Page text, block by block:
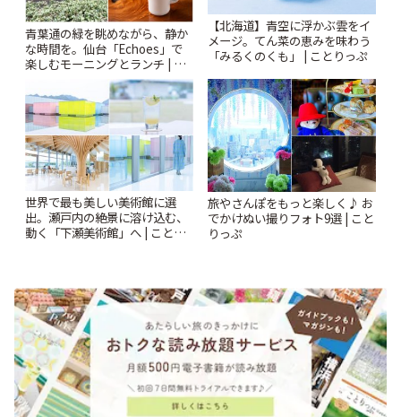
青葉通の緑を眺めながら、静か
な時間を。仙台「Echoes」で
楽しむモーニングとランチ | こ
【北海道】青空に浮かぶ雲をイ
メージ。てん菜の恵みを味わう
「みるくのくも」 | ことりっぷ
世界で最も美しい美術館に選
出。瀬戸内の絶景に溶け込む、
動く「下瀬美術館」へ | ことり
旅やさんぽをもっと楽しく♪ お
でかけぬい撮りフォト9選 | こと
りっぷ